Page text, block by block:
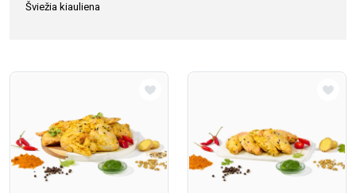
Šviežia kiauliena